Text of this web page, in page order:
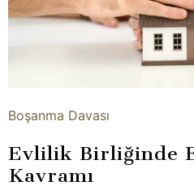
Boşanma Davası
Evlilik Birliğinde
Kavramı